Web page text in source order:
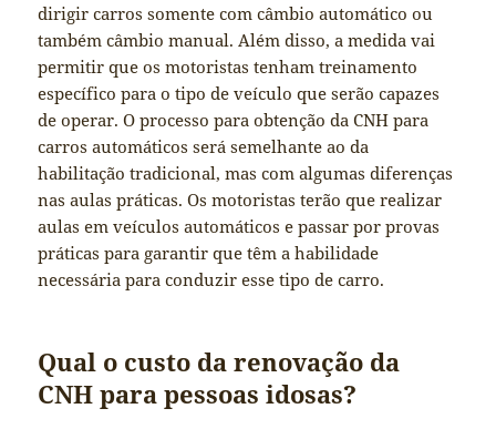
dirigir carros somente com câmbio automático ou
também câmbio manual. Além disso, a medida vai
permitir que os motoristas tenham treinamento
específico para o tipo de veículo que serão capazes
de operar. O processo para obtenção da CNH para
carros automáticos será semelhante ao da
habilitação tradicional, mas com algumas diferenças
nas aulas práticas. Os motoristas terão que realizar
aulas em veículos automáticos e passar por provas
práticas para garantir que têm a habilidade
necessária para conduzir esse tipo de carro.
Qual o custo da renovação da
CNH para pessoas idosas?